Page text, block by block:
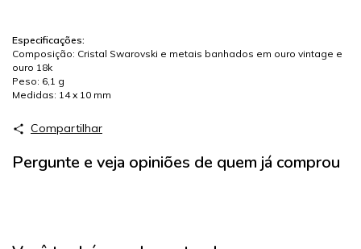
Especificações:
Composição: Cristal Swarovski e metais banhados em ouro vintage e
ouro 18k
Peso: 6,1 g
Medidas: 14 x 10 mm
Compartilhar
Pergunte e veja opiniões de quem já comprou